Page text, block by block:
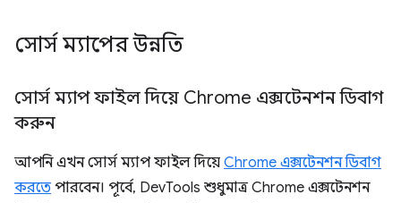
সোর্স ম্যাপের উন্নতি
সোর্স ম্যাপ ফাইল দিয়ে Chrome এক্সটেনশন ডিবাগ
করুন
আপনি এখন সোর্স ম্যাপ ফাইল দিয়ে Chrome এক্সটেনশন ডিবাগ
করতে পারবেন। পূর্বে, DevTools শুধুমাত্র Chrome এক্সটেনশন